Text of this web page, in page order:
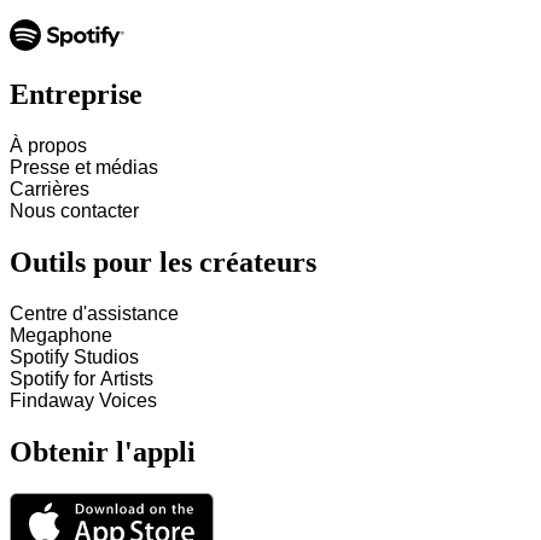
Entreprise
À propos
Presse et médias
Carrières
Nous contacter
Outils pour les créateurs
Centre d'assistance
Megaphone
Spotify Studios
Spotify for Artists
Findaway Voices
Obtenir l'appli